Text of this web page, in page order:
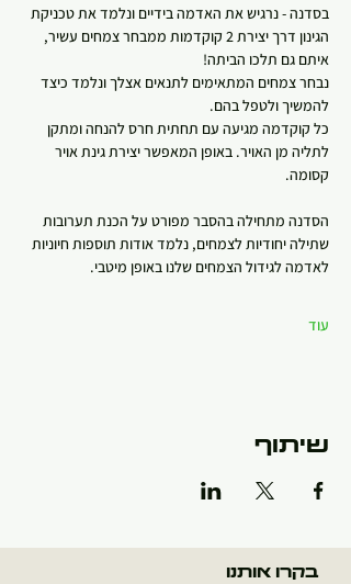
בסדנה - נרגיש את האדמה בידיים ונלמד את טכניקת
הגינון דרך יצירת 2 קוקדמות ממבחר צמחים עשיר,
איתם גם תלכו הביתה!
נבחר צמחים המתאימים לתנאים אצלך ונלמד כיצד
להמשיך ולטפל בהם.
כל קוקדמה מגיעה עם תחתית חרס להנחה ומתקן
לתליה מן האויר. באופן המאפשר יצירת גינת אויר
קסומה.
הסדנה מתחילה בהסבר מפורט על הכנת תערובות
שתילה יחודיות לצמחים, נלמד אודות תוספות חיוניות
לאדמה לגידול הצמחים שלנו באופן מיטבי.
עוד
שיתוף
בקרו אותנו